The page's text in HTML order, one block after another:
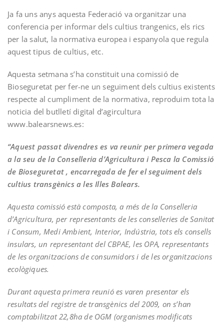
Ja fa uns anys aquesta Federació va organitzar una
conferencia per informar dels cultius trangenics, els rics
per la salut, la normativa europea i espanyola que regula
aquest tipus de cultius, etc.
Aquesta setmana s’ha constituit una comissió de
Bioseguretat per fer-ne un seguiment dels cultius existents
respecte al cumpliment de la normativa, reproduim tota la
noticia del butlletí digital d’agircultura
www.balearsnews.es:
“Aquest passat divendres es va reunir per primera vegada
a la seu de la Conselleria d’Agricultura i Pesca la Comissió
de Bioseguretat , encarregada de fer el seguiment dels
cultius transgènics a les Illes Balears.
Aquesta comissió està composta, a més de la Conselleria
d’Agricultura, per representants de les conselleries de Sanitat
i Consum, Medi Ambient, Interior, Indústria, tots els consells
insulars, un representant del CBPAE, les OPA, representants
de les organitzacions de consumidors i de les organitzacions
ecològiques.
Durant aquesta primera reunió es varen presentar els
resultats del registre de transgènics del 2009, on s’han
comptabilitzat 22,8ha de OGM (organismes modificats